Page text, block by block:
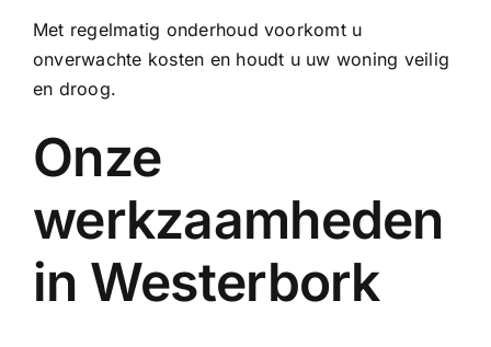
Met regelmatig onderhoud voorkomt u
onverwachte kosten en houdt u uw woning veilig
en droog.
Onze
werkzaamheden
in Westerbork